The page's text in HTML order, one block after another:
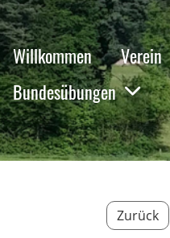
Willkommen Verein
Bundesübungen
Zurück